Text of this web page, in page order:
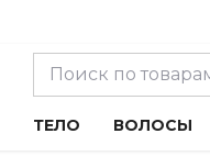
ТЕЛО ВОЛОСЫ